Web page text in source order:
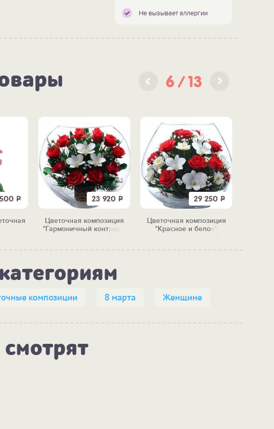
Не вызывает аллергии
6 13
Р 23 920 Р
Цветочная композиция
"Гармоничный контраст"
29 250 Р
Цветочная композиция
"Красное и белое"
композиции 8 марта Женщине